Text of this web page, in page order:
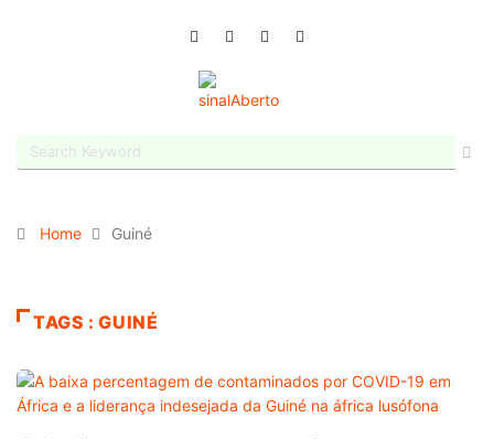
Home Guiné
TAGS : GUINÉ